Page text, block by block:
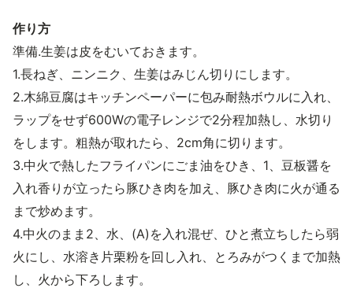
作り方
準備.生姜は皮をむいておきます。
1.長ねぎ、ニンニク、生姜はみじん切りにします。
2.木綿豆腐はキッチンペーパーに包み耐熱ボウルに入れ、
ラップをせず600Wの電子レンジで2分程加熱し、水切り
をします。粗熱が取れたら、2cm角に切ります。
3.中火で熱したフライパンにごま油をひき、1、豆板醤を
入れ香りが立ったら豚ひき肉を加え、豚ひき肉に火が通る
まで炒めます。
4.中火のまま2、水、(A)を入れ混ぜ、ひと煮立ちしたら弱
火にし、水溶き片栗粉を回し入れ、とろみがつくまで加熱
し、火から下ろします。